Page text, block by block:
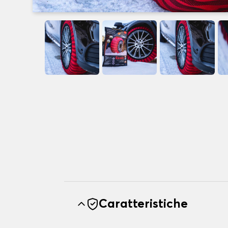
Caratteristiche